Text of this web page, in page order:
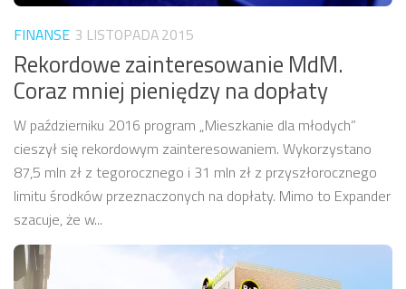
FINANSE 3 LISTOPADA 2015
Rekordowe zainteresowanie MdM.
Coraz mniej pieniędzy na dopłaty
W październiku 2016 program „Mieszkanie dla młodych”
cieszył się rekordowym zainteresowaniem. Wykorzystano
87,5 mln zł z tegorocznego i 31 mln zł z przyszłorocznego
limitu środków przeznaczonych na dopłaty. Mimo to Expander
szacuje, że w...